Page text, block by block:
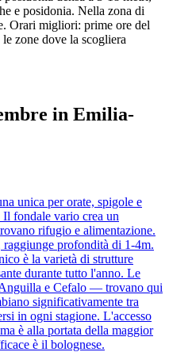
e posidonia. Nella zona di
Orari migliori: prime ore del
zone dove la scogliera
in Emilia-
unica per orate, spigole e
Il fondale vario crea un
rifugio e alimentazione.
profondità di 1-4m.
è la varietà di strutture
durante tutto l'anno. Le
e Cefalo — trovano qui
significativamente tra
in ogni stagione. L'accesso
è alla portata della maggior
è il bolognese.